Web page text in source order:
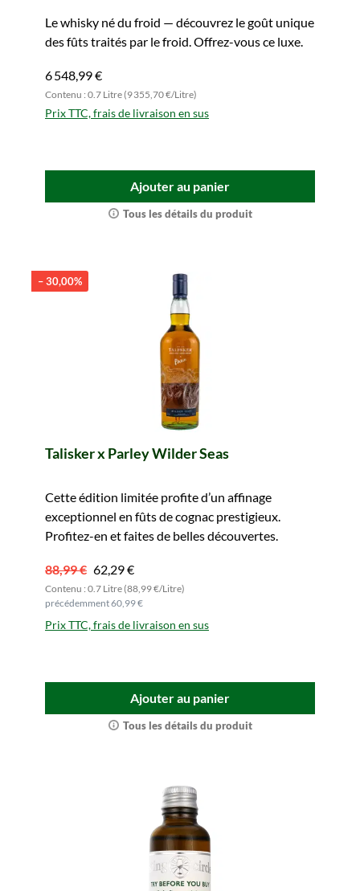
Le whisky né du froid — découvrez le goût unique
des fûts traités par le froid. Offrez-vous ce luxe.
6 548,99 €
Contenu : 0.7 Litre (9 355,70 €/Litre)
Prix TTC, frais de livraison en sus
Ajouter au panier
Tous les détails du produit
– 30,00%
Talisker x Parley Wilder Seas
Cette édition limitée profite d’un affinage
exceptionnel en fûts de cognac prestigieux.
Profitez-en et faites de belles découvertes.
88,99 € 62,29 €
Contenu : 0.7 Litre (88,99 €/Litre)
précédemment 60,99 €
Prix TTC, frais de livraison en sus
Ajouter au panier
Tous les détails du produit